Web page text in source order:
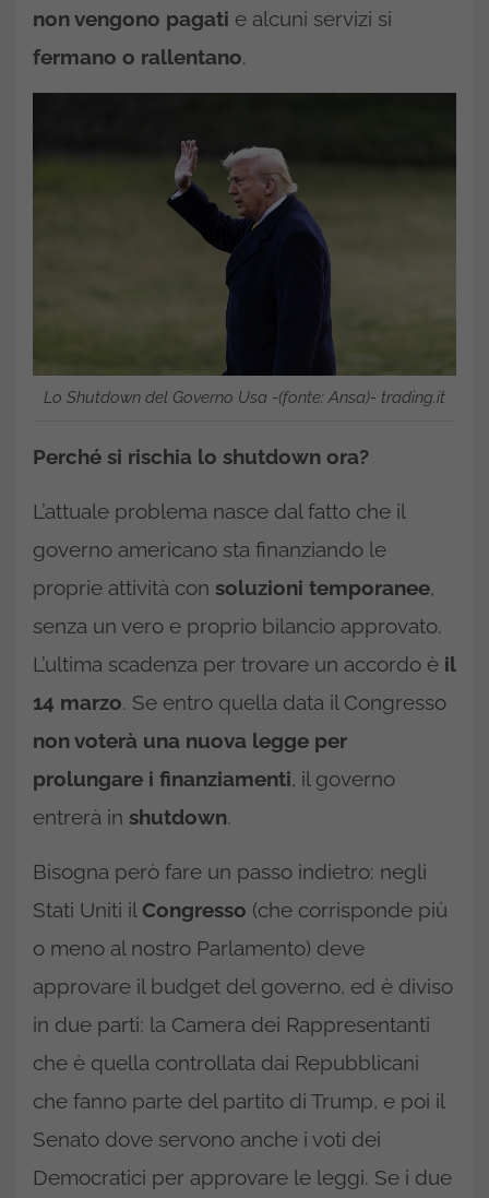
non vengono pagati e alcuni servizi si
fermano o rallentano.
Lo Shutdown del Governo Usa -(fonte: Ansa)- trading.it
Perché si rischia lo shutdown ora?
L’attuale problema nasce dal fatto che il
governo americano sta finanziando le
proprie attività con soluzioni temporanee,
senza un vero e proprio bilancio approvato.
L’ultima scadenza per trovare un accordo è il
14 marzo. Se entro quella data il Congresso
non voterà una nuova legge per
prolungare i finanziamenti, il governo
entrerà in shutdown.
Bisogna però fare un passo indietro: negli
Stati Uniti il Congresso (che corrisponde più
o meno al nostro Parlamento) deve
approvare il budget del governo, ed è diviso
in due parti: la Camera dei Rappresentanti
che è quella controllata dai Repubblicani
che fanno parte del partito di Trump, e poi il
Senato dove servono anche i voti dei
Democratici per approvare le leggi. Se i due